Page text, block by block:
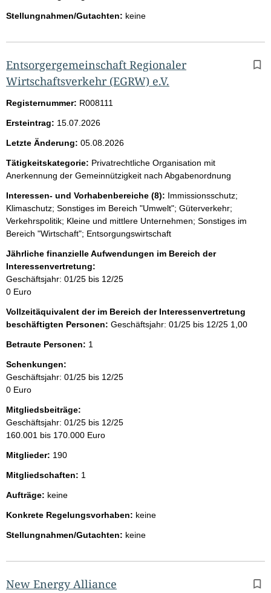
Stellungnahmen/Gutachten: keine
Entsorgergemeinschaft Regionaler
Wirtschaftsverkehr (EGRW) e.V.
Registernummer: R008111
Ersteintrag: 15.07.2026
Letzte Änderung: 05.08.2026
Tätigkeitskategorie: Privatrechtliche Organisation mit
Anerkennung der Gemeinnützigkeit nach Abgabenordnung
Interessen- und Vorhabenbereiche (8): Immissionsschutz;
Klimaschutz; Sonstiges im Bereich "Umwelt"; Güterverkehr;
Verkehrspolitik; Kleine und mittlere Unternehmen; Sonstiges im
Bereich "Wirtschaft"; Entsorgungswirtschaft
Jährliche finanzielle Aufwendungen im Bereich der
Interessenvertretung:
Geschäftsjahr: 01/25 bis 12/25
0 Euro
Vollzeitäquivalent der im Bereich der Interessenvertretung
beschäftigten Personen: Geschäftsjahr: 01/25 bis 12/25 1,00
Betraute Personen: 1
Schenkungen:
Geschäftsjahr: 01/25 bis 12/25
0 Euro
Mitgliedsbeiträge:
Geschäftsjahr: 01/25 bis 12/25
160.001 bis 170.000 Euro
Mitglieder: 190
Mitgliedschaften: 1
Aufträge: keine
Konkrete Regelungsvorhaben: keine
Stellungnahmen/Gutachten: keine
New Energy Alliance